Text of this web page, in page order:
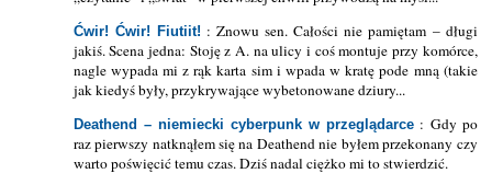
Ćwir! Ćwir! Fiutiit! : Znowu sen. Całości nie pamiętam – długi
jakiś. Scena jedna: Stoję z A. na ulicy i coś montuje przy komórce,
nagle wypada mi z rąk karta sim i wpada w kratę pode mną (takie
jak kiedyś były, przykrywające wybetonowane dziury...
Deathend – niemiecki cyberpunk w przeglądarce : Gdy po
raz pierwszy natknąłem się na Deathend nie byłem przekonany czy
warto poświęcić temu czas. Dziś nadal ciężko mi to stwierdzić.